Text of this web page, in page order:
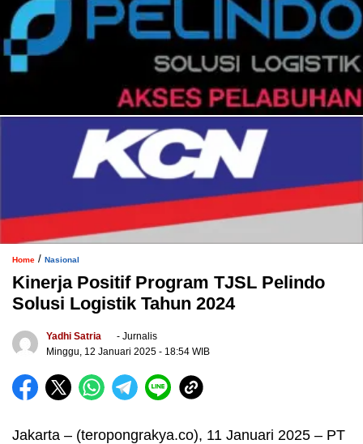
Home / Nasional
Kinerja Positif Program TJSL Pelindo
Solusi Logistik Tahun 2024
Yadhi Satria
- Jurnalis
Minggu, 12 Januari 2025 - 18:54 WIB
Jakarta – (teropongrakya.co), 11 Januari 2025 – PT